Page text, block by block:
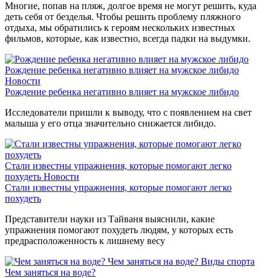
Многие, попав на пляж, долгое время не могут решить, куда
деть себя от безделья. Чтобы решить проблему пляжного
отдыха, мы обратились к героям нескольких известных
фильмов, которые, как известно, всегда падки на выдумки.
Рождение ребенка негативно влияет на мужское либидо
Новости
Рождение ребенка негативно влияет на мужское либидо
Исследователи пришли к выводу, что с появлением на свет
малыша у его отца значительно снижается либидо.
Стали известны упражнения, которые помогают легко
похудеть Новости
Стали известны упражнения, которые помогают легко
похудеть
Представители науки из Тайваня выяснили, какие
упражнения помогают похудеть людям, у которых есть
предрасположенность к лишнему весу
Чем заняться на воде? Виды спорта
Чем заняться на воде?